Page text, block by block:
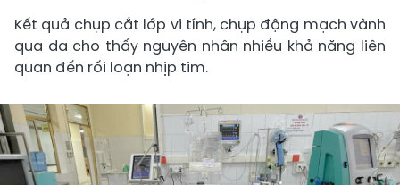
Kết quả chụp cắt lớp vi tính, chụp động mạch vành
qua da cho thấy nguyên nhân nhiều khả năng liên
quan đến rối loạn nhịp tim.